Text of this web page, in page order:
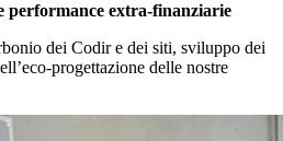
performance extra-finanziarie
dei Codir e dei siti, sviluppo dei
progettazione delle nostre